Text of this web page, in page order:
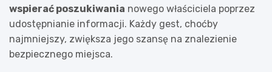
wspierać poszukiwania nowego właściciela poprzez
udostępnianie informacji. Każdy gest, choćby
najmniejszy, zwiększa jego szansę na znalezienie
bezpiecznego miejsca.